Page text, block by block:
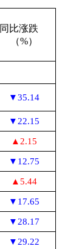
同比涨跌
（%）
▼35.14
▼22.15
▲2.15
▼12.75
▲5.44
▼17.65
▼28.17
▼29.22